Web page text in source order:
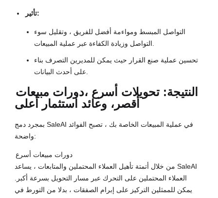
تأثير:
التواصل المبسط ومواءمة أفضل للفريق ، وتقليل سوء
تحسين عملية صنع القرار حيث يمكن للمديرين التصرف بناء
النتيجة: تحويلات أسرع ،دورات مبيعات
أقصر ، وعائد استثمار أعلى
بمجرد دمج SaleAI في عملية المبيعات الخاصة بك ، تصبح الفوائد
واضحة:
دورات مبيعات أسرع
من خلال أتمتة تأهيل العملاء المحتملين والمتابعات ، يساعد SaleAI
العملاء المحتملين على التحرك عبر مسار التحويل بسرعة أكبر.
يمكن للممثلين التركيز على إبرام الصفقات ، بدلا من التورط في